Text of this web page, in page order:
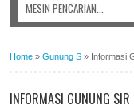
Home » Gunung S » Informasi
INFORMASI GUNUNG